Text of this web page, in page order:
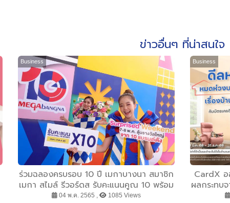
ข่าวอื่นๆ ที่น่าสนใจ
Business
ร่วมฉลองครบรอบ 10 ปี เมกาบางนา สมาชิก
เมกา สไมล์ รีวอร์ดส รับคะแนนคูณ 10 พร้อม
Surprised Weekend! ลุ้นรับรางวัลจาก 10
04 พ.ค. 2565 , 1085 Views
Business
CardX อ
ผลกระทบ
มือพันธมิ